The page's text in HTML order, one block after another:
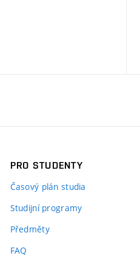
PRO STUDENTY
Časový plán studia
Studijní programy
Předměty
FAQ